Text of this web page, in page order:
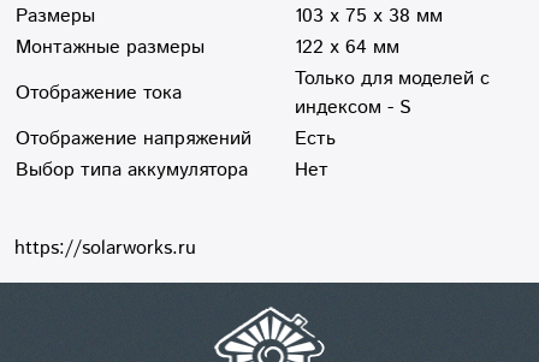
Размеры
103 х 75 х 38 мм
Монтажные размеры
122 х 64 мм
Отображение тока
Только для моделей с
индексом - S
Отображение напряжений
Есть
Выбор типа аккумулятора
Нет
https://solarworks.ru